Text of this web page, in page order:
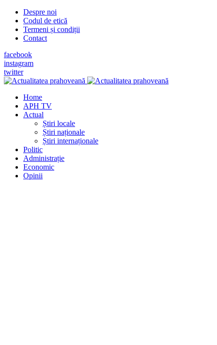
Despre noi
Codul de etică
Termeni și condiții
Contact
facebook
instagram
twitter
Home
APH TV
Actual
Știri locale
Știri naționale
Știri internaționale
Politic
Administrație
Economic
Opinii